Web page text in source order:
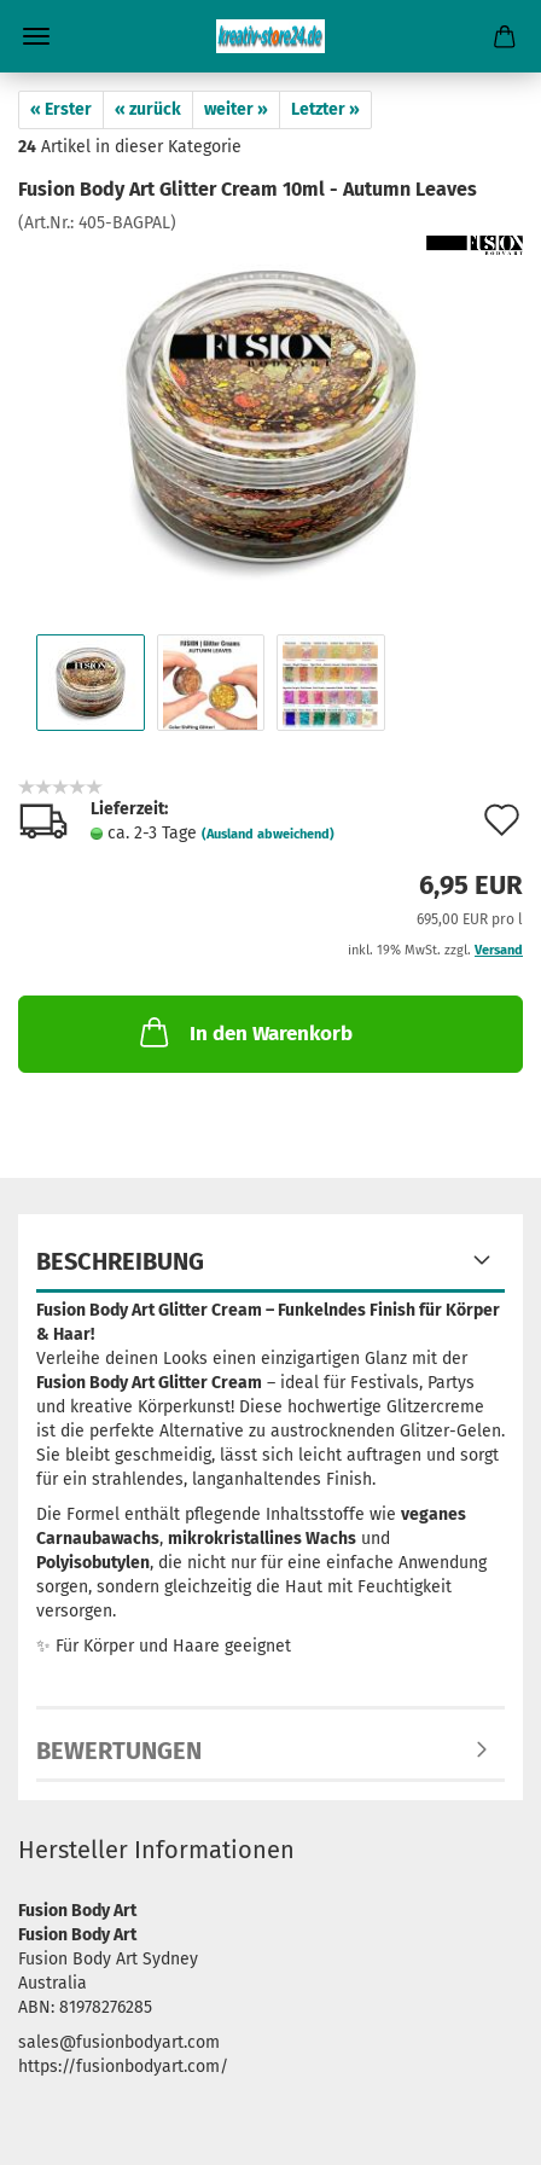
« Erster « zurück weiter »
Letzter »
24 Artikel in dieser Kategorie
Fusion Body Art Glitter Cream 10ml - Autumn Leaves
(Art.Nr.: 405-BAGPAL)
Lieferzeit:
ca. 2-3 Tage (Ausland abweichend)
6,95 EUR
695,00 EUR pro l
inkl. 19% MwSt. zzgl. Versand
In den Warenkorb
BESCHREIBUNG
Fusion Body Art Glitter Cream – Funkelndes Finish für Körper
& Haar!
Verleihe deinen Looks einen einzigartigen Glanz mit der
Fusion Body Art Glitter Cream – ideal für Festivals, Partys
und kreative Körperkunst! Diese hochwertige Glitzercreme
ist die perfekte Alternative zu austrocknenden Glitzer-Gelen.
Sie bleibt geschmeidig, lässt sich leicht auftragen und sorgt
für ein strahlendes, langanhaltendes Finish.
Die Formel enthält pflegende Inhaltsstoffe wie veganes
Carnaubawachs, mikrokristallines Wachs und
Polyisobutylen, die nicht nur für eine einfache Anwendung
sorgen, sondern gleichzeitig die Haut mit Feuchtigkeit
versorgen.
✨ Für Körper und Haare geeignet
BEWERTUNGEN
Hersteller Informationen
Fusion Body Art
Fusion Body Art
Fusion Body Art Sydney
Australia
ABN: 81978276285
sales@fusionbodyart.com
https://fusionbodyart.com/